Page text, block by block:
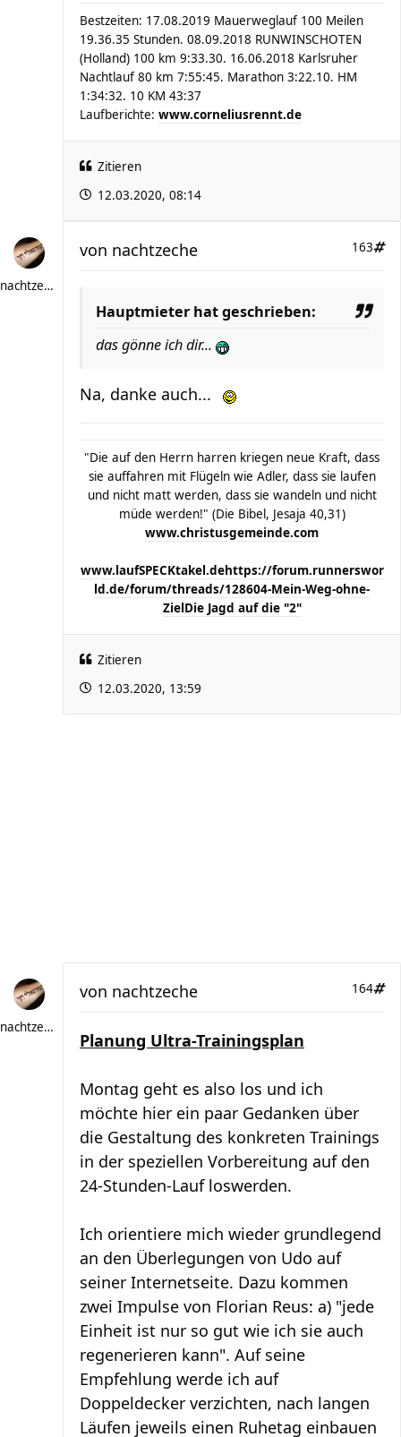
Bestzeiten: 17.08.2019 Mauerweglauf 100 Meilen
19.36.35 Stunden. 08.09.2018 RUNWINSCHOTEN
(Holland) 100 km 9:33.30. 16.06.2018 Karlsruher
Nachtlauf 80 km 7:55:45. Marathon 3:22.10. HM
1:34:32. 10 KM 43:37
Laufberichte: www.corneliusrennt.de
Zitieren
12.03.2020, 08:14
nachtzeche
163
von nachtzeche
Hauptmieter hat geschrieben:
das gönne ich dir...
Na, danke auch...
"Die auf den Herrn harren kriegen neue Kraft, dass
sie auffahren mit Flügeln wie Adler, dass sie laufen
und nicht matt werden, dass sie wandeln und nicht
müde werden!" (Die Bibel, Jesaja 40,31)
www.christusgemeinde.com
www.laufSPECKtakel.dehttps://forum.runnerswor
ld.de/forum/threads/128604-Mein-Weg-ohne-
ZielDie Jagd auf die "2"
Zitieren
12.03.2020, 13:59
nachtzeche
164
von nachtzeche
Planung Ultra-Trainingsplan
Montag geht es also los und ich
möchte hier ein paar Gedanken über
die Gestaltung des konkreten Trainings
in der speziellen Vorbereitung auf den
24-Stunden-Lauf loswerden.
Ich orientiere mich wieder grundlegend
an den Überlegungen von Udo auf
seiner Internetseite. Dazu kommen
zwei Impulse von Florian Reus: a) "jede
Einheit ist nur so gut wie ich sie auch
regenerieren kann". Auf seine
Empfehlung werde ich auf
Doppeldecker verzichten, nach langen
Läufen jeweils einen Ruhetag einbauen